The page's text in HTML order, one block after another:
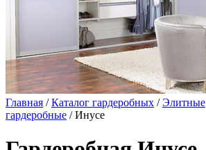
Главная /Каталог гардеробных /Элитные
гардеробные / Инусе